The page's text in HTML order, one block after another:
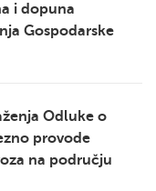
i dopuna
Gospodarske
Odluke o
provode
na području